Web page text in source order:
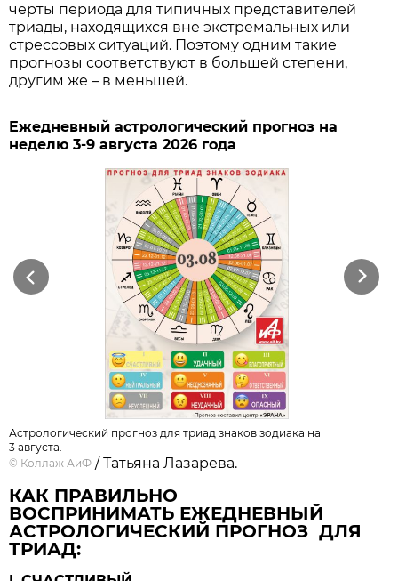
черты периода для типичных представителей
триады, находящихся вне экстремальных или
стрессовых ситуаций. Поэтому одним такие
прогнозы соответствуют в большей степени,
другим же – в меньшей.
Ежедневный астрологический прогноз на
неделю 3-9 августа 2026 года
Previous Next
Астрологический прогноз для триад знаков зодиака на
3 августа.
© Коллаж АиФ / Татьяна Лазарева.
КАК ПРАВИЛЬНО
ВОСПРИНИМАТЬ ЕЖЕДНЕВНЫЙ
АСТРОЛОГИЧЕСКИЙ ПРОГНОЗ ДЛЯ
ТРИАД: